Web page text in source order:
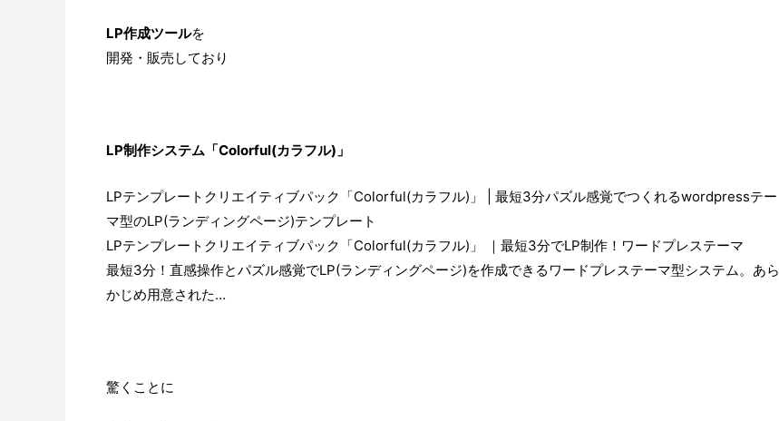
LP作成ツールを
開発・販売しており
LP制作システム「Colorful(カラフル)」
LPテンプレートクリエイティブパック「Colorful(カラフル)」 | 最短3分パズル感覚でつくれるwordpressテー
マ型のLP(ランディングページ)テンプレート
LPテンプレートクリエイティブパック「Colorful(カラフル)」 ｜最短3分でLP制作！ワードプレステーマ
最短3分！直感操作とパズル感覚でLP(ランディングページ)を作成できるワードプレステーマ型システム。あら
かじめ用意された…
驚くことに